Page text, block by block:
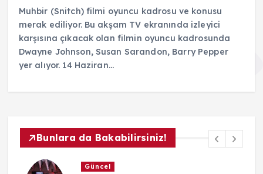
Muhbir (Snitch) filmi oyuncu kadrosu ve konusu
merak ediliyor. Bu akşam TV ekranında izleyici
karşısına çıkacak olan filmin oyuncu kadrosunda
Dwayne Johnson, Susan Sarandon, Barry Pepper
yer alıyor. 14 Haziran…
Bunlara da Bakabilirsiniz!
Güncel